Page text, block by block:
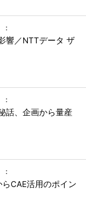
響／NTTデータ ザ
話、企画から量産
らCAE活用のポイン